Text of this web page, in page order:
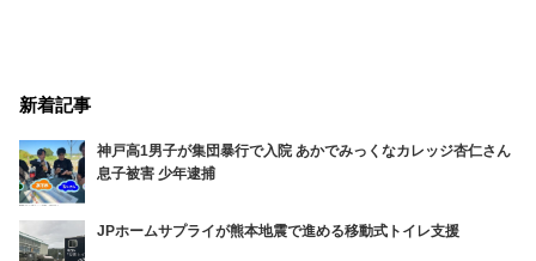
新着記事
神戸高1男子が集団暴行で入院 あかでみっくなカレッジ杏仁さん
息子被害 少年逮捕
JPホームサプライが熊本地震で進める移動式トイレ支援